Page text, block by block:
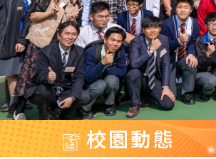
校園動態